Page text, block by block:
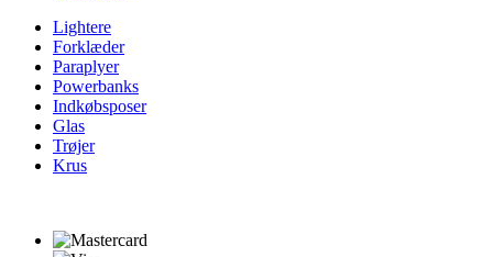
Lightere
Forklæder
Paraplyer
Powerbanks
Indkøbsposer
Glas
Trøjer
Krus